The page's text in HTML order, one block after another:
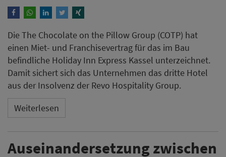
Die The Chocolate on the Pillow Group (COTP) hat
einen Miet- und Franchisevertrag für das im Bau
befindliche Holiday Inn Express Kassel unterzeichnet.
Damit sichert sich das Unternehmen das dritte Hotel
aus der Insolvenz der Revo Hospitality Group.
Weiterlesen
Auseinandersetzung zwischen